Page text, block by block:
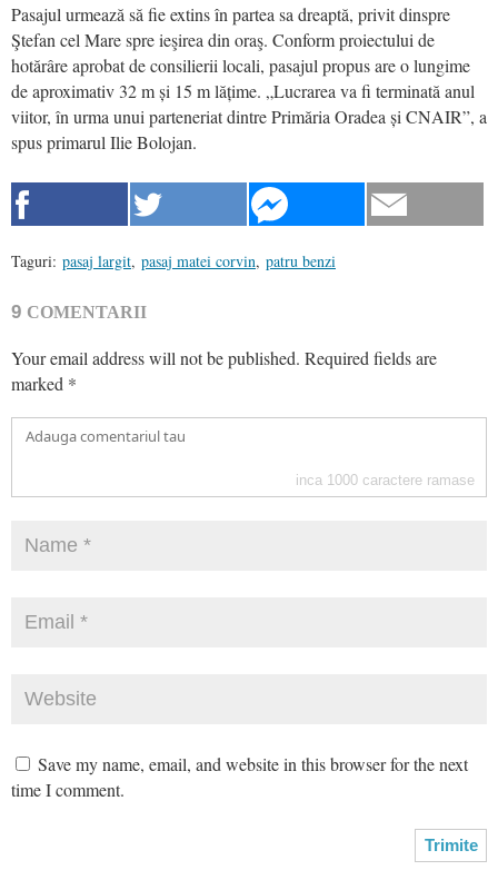
Pasajul urmează să fie extins în partea sa dreaptă, privit dinspre
Ştefan cel Mare spre ieşirea din oraş. Conform proiectului de
hotărâre aprobat de consilierii locali, pasajul propus are o lungime
de aproximativ 32 m și 15 m lățime. „Lucrarea va fi terminată anul
viitor, în urma unui parteneriat dintre Primăria Oradea și CNAIR”, a
spus primarul Ilie Bolojan.
Taguri: pasaj largit, pasaj matei corvin, patru benzi
9 COMENTARII
Your email address will not be published. Required fields are
marked *
inca 1000 caractere ramase
Save my name, email, and website in this browser for the next
time I comment.